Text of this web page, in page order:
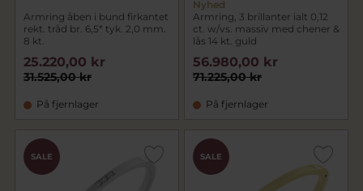
Armring åben i bund firkantet
rekt. tråd br. 6,5* tyk. 2,0 mm.
8 kt.
31.525,00 kr
25.220,00 kr
På fjernlager
Nyhed
Armring, 3 brillanter ialt 0,12
ct. w/vs. massiv med chener &
lås 14 kt. guld
71.225,00 kr
56.980,00 kr
På fjernlager
SALE SALE